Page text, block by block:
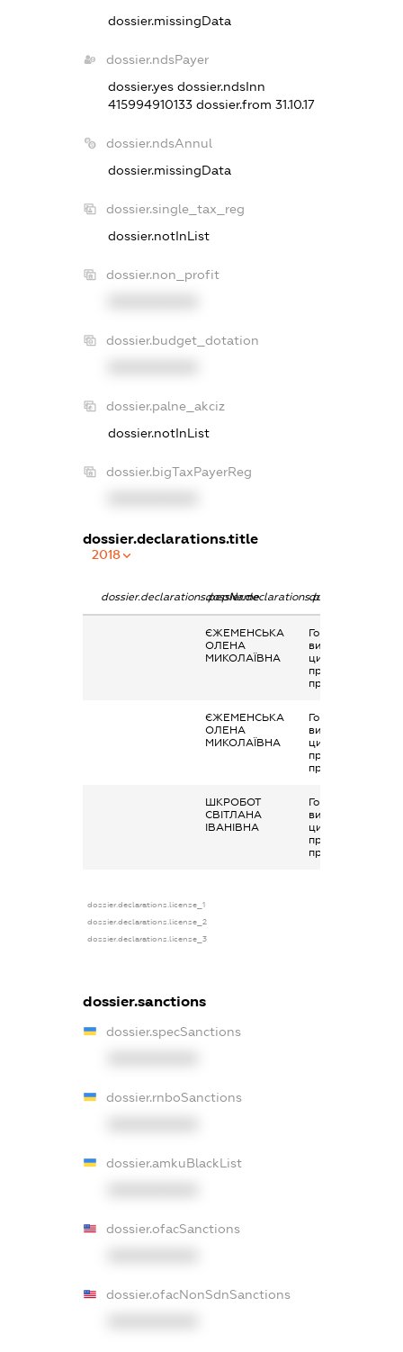
dossier.missingData
dossier.ndsPayer
dossier.yesdossier.ndsInn
415994910133dossier.from 31.10.17
dossier.ndsAnnul
dossier.missingData
dossier.single_tax_reg
dossier.notInList
dossier.non_profit
dossier.budget_dotation
dossier.palne_akciz
dossier.notInList
dossier.bigTaxPayerReg
dossier.declarations.title
2018
dossier.declarations.pepNamedossier.declarations.personName
ЄЖЕМЕНСЬКА
ОЛЕНА
МИКОЛАЇВНА
Гонорари та інші
виплати згідно з
цивільно-
правовим
правочинами
ЄЖЕМЕНСЬКА
ОЛЕНА
МИКОЛАЇВНА
Гонорари та інші
виплати згідно з
цивільно-
правовим
правочинами
ШКРОБОТ
СВІТЛАНА
ІВАНІВНА
Гонорари та інші
виплати згідно з
цивільно-
правовим
правочинами
dossier.declarations.license_1
dossier.declarations.license_2
dossier.declarations.license_3
dossier.sanctions
dossier.specSanctions
dossier.rnboSanctions
dossier.amkuBlackList
dossier.ofacSanctions
dossier.ofacNonSdnSanctions